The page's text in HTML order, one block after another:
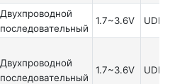
Двухпроводной
последовательный
1.7~3.6V
Двухпроводной
последовательный
1.7~3.6V